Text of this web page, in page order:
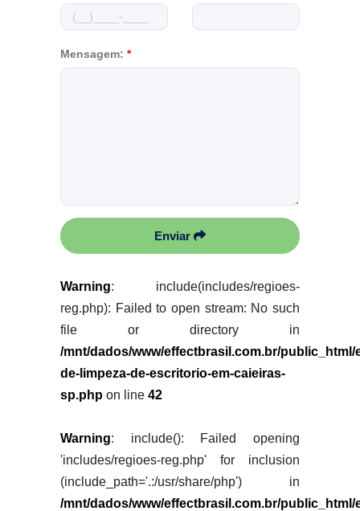
Mensagem: *
Enviar
Warning: include(includes/regioes-
reg.php): Failed to open stream: No such
file or directory in
/mnt/dados/www/effectbrasil.com.br/public_html/
de-limpeza-de-escritorio-em-caieiras-
sp.phpon line 42
Warning: include(): Failed opening
'includes/regioes-reg.php' for inclusion
(include_path='.:/usr/share/php') in
/mnt/dados/www/effectbrasil.com.br/public_html/